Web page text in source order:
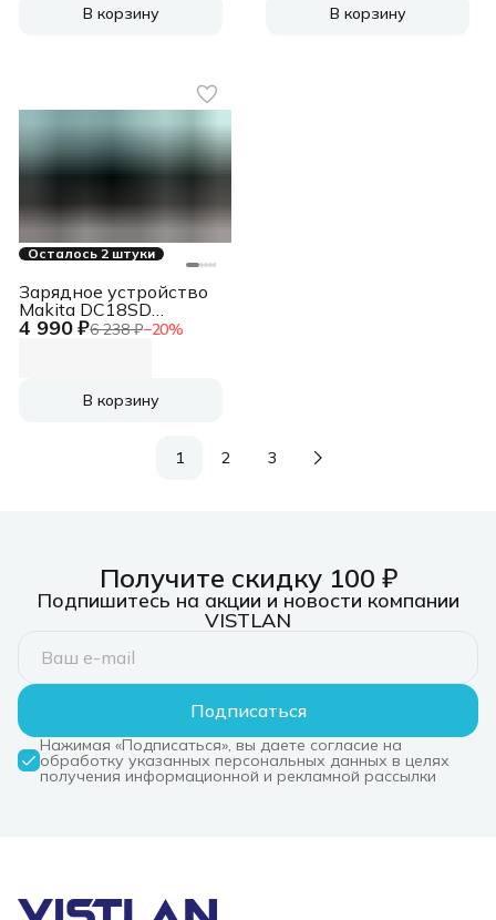
В корзину В корзину
Осталось 2 штуки
4 990 ₽6 238 ₽−20%
Зарядное устройство
Makita DC18SD
(197002-6)
В корзину
1 2 3
Получите скидку 100 ₽
Подпишитесь на акции и новости компании
VISTLAN
Подписаться
Нажимая «Подписаться», вы даете согласие на
обработку указанных персональных данных в целях
получения информационной и рекламной рассылки